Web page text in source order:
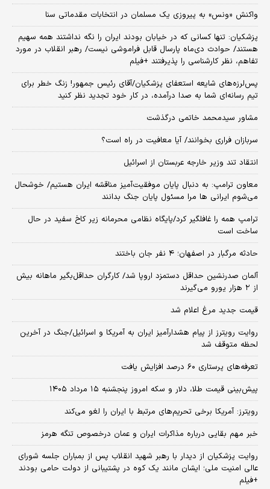
واکنش «ونس» به پیروزی یک مسلمان در انتخابات مقدماتی سنا
پزشکیان: تنها کسانی که در خیابان بودند ایران را نگه نداشتند همه سهیم
هستند/ حوادث دی‌ماه پارسال قابل فراموشی نیست/ رهبر انقلاب در مورد
تفاهم، نظر کارشناسی را پذیرفتند +فیلم
پس‌لرزه‌های شایعه استعفای پزشکیان/آقای رئیس جمهور! زنگ خطر برای
تیم رسانه‌ای شما به صدا درآمده، در کار خود تجدید نظر کنید
مشاور سیدمحمد خاتمی درگذشت
سربازان فراری بخوانند/ آیا معافیت در راه است؟
انتقاد تند وزیر خارجه عربستان از اسرائیل
معاون ترامپ: به دنبال پایان موفقیت‌آمیز مناقشه ایران هستیم/ خوشحال
می‌شوم ایرانی ها مرا مسئول پایان جنگ بدانند
ترامپ همه را غافلگیر کرد/پایگاه نظامی محرمانه زیر کاخ سفید در حال
ساخت است
حادثه مرگبار در اصفهان؛ ۴ نفر جان باختند
آلمان صدرنشین حداقل دستمزد اروپا شد/ کارگران حداقل‌بگیر ماهانه بیش
از ۲ هزار یورو می‌گیرند
قیمت جدید مرغ اعلام شد
روایت رویترز از پیام هشدارآمیز ایران به آمریکا و اسرائیل/جنگ در آخرین
لحظه متوقف شد
تعرفه‌های پرستاری ۶۰ درصد افزایش یافت
پیش‌بینی قیمت طلا، دلار و سکه امروز پنجشنبه ۱۵ مرداد ۱۴۰۵
رویترز: آمریکا برخی تحریم‌های مرتبط با ایران را لغو می‌کند
خبر مهم بقایی درباره مذاکرات ایران و عمان درخصوص تنگه هرمز
روایت پزشکیان از دیدار با رهبر شهید انقلاب پس از بمباران جلسه شورای
عالی امنیت ملی؛ ایشان مانند یک کوه در پشتیبانی از دولت حامی بودند
+فیلم